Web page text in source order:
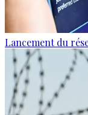
Lancement du